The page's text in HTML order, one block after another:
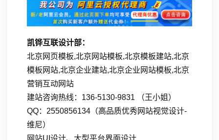
凯铧互联设计部：
北京网页模板,北京网站模板,北京模板建站,北京
模板网站,北京企业建站,北京企业网站模板,北京
营销互动网站
建站咨询热线：136-5130-9831 （王小姐）
QQ：2550856134（高品质优秀网站视觉设计-
维尼）
网站UI设计、大型平台界面设计